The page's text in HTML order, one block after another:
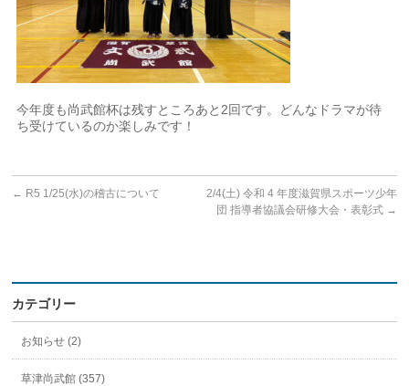
今年度も尚武館杯は残すところあと 2回です。どんなドラマが待
ち受けているのか楽しみです！
← R5 1/25(水)の稽古について
2/4(土) 令和 4 年度滋賀県スポーツ少年
団 指導者協議会研修大会・表彰式 →
カテゴリー
お知らせ (2)
草津尚武館 (357)